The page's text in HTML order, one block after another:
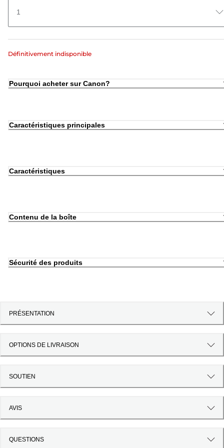
1
Définitivement indisponible
Pourquoi acheter sur Canon?
Caractéristiques principales
Caractéristiques
Contenu de la boîte
Sécurité des produits
PRÉSENTATION
OPTIONS DE LIVRAISON
SOUTIEN
AVIS
QUESTIONS